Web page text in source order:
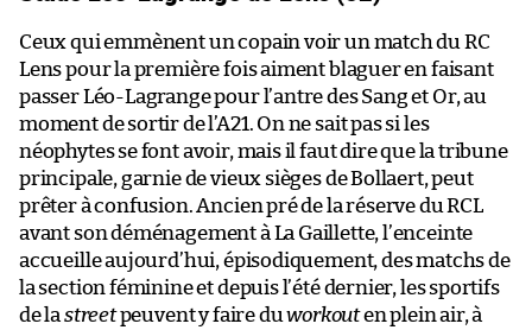
Ceux qui emmènent un copain voir un match du RC
Lens pour la première fois aiment blaguer en faisant
passer Léo-Lagrange pour l’antre des Sang et Or, au
moment de sortir de l’A21. On ne sait pas si les
néophytes se font avoir, mais il faut dire que la tribune
principale, garnie de vieux sièges de Bollaert, peut
prêter à confusion. Ancien pré de la réserve du RCL
avant son déménagement à La Gaillette, l’enceinte
accueille aujourd’hui, épisodiquement, des matchs de
la section féminine et depuis l’été dernier, les sportifs
de la streetpeuvent y faire duworkouten plein air, à